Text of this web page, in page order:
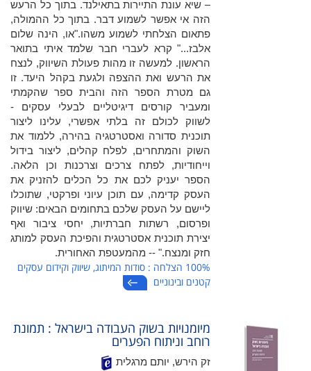
– שיא עונת התיירות בתאילנד. בתוך כל הרעש
הזה אי אפשר לשמוע דבר. בתוך כל ההמולה,
פתאום הצלחתי לשמוע משהו."או, הינה שלום
אלבז..." קרא לעברי חבר שלמד איתי בתואר
הראשון. למעשה זו מהות פעולת השיווק, לנצח
את הרעש ואת ההצפה ולגעת בקהל היעד. זו
גם מטרת הספר הזה והבית ספר שהקמתי
ומעביר קורסים דיגיטליים לבעלי עסקים -
לשווק לכולם זה בלתי אפשרי, עלינו ליצור
תוכנית סדורה ואסטרטגיה בהירה, ללמוד את
השוק והמתחרים, לפלח קהלים, ליצור בידול
וייחודיות, לפתח צרכים וצרכנות וכן הלאה.
הספר יעניק לכם את כל הכלים להזניק את
העסק קדימה, עם תוכן עיוני ופרקטי, שתוכלו
ליישם על העסק שלכם בתחומים הבאים: שיווק
ופרסום, רשתות חברתיות, יחסי ציבור ואף
יצירת תוכנית אסטרטגית והפיכת העסק למותג
חזק ומנצח." -- מהמעטפת האחורית.
100% הצלחה : סודות המיתוג, שיווק וקידום עסקים
קטנים ובינוניים
מיומנויות בשוק העבודה בישראל : תמונת
רוחב וניתוח הפערים
זק הירש, יותם מרגלית